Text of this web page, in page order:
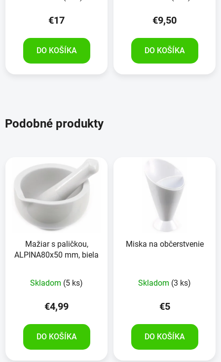
€17
DO KOŠÍKA
€9,50
DO KOŠÍKA
Podobné produkty
Mažiar s paličkou,
ALPINA80x50 mm, biela
hodnotenie
produktu
je
z
Skladom (5 ks)
€4,99
DO KOŠÍKA
Miska na občerstvenie
Skladom (3 ks)
€5
DO KOŠÍKA